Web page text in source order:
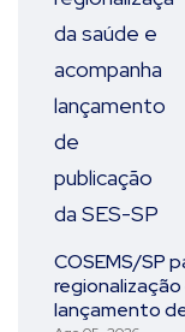
COSEMS/SP
lançamento